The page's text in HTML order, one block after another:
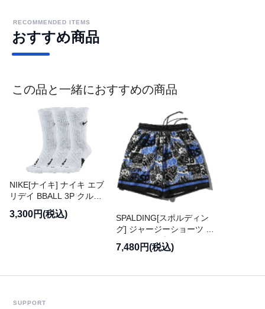
RECOMMENDED ITEMS
おすすめ商品
この品と一緒におすすめの商品
NIKE[ナイキ] ナイキ エブ
リデイ BBALL 3P クルー
3,300円(税込)
SPALDING[スポルディン
グ] ジャージーショーツ ス
ポンジ・ボブ グラフィテ
ィ【SMP25156S】
7,480円(税込)
SUPPORT